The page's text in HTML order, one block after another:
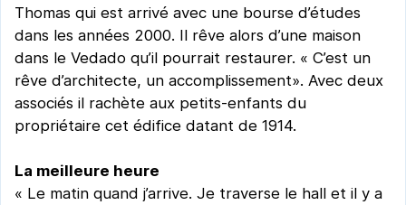
Thomas qui est arrivé avec une bourse d’études
dans les années 2000. Il rêve alors d’une maison
dans le Vedado qu’il pourrait restaurer. « C’est un
rêve d’architecte, un accomplissement». Avec deux
associés il rachète aux petits-enfants du
propriétaire cet édifice datant de 1914.
La meilleure heure
« Le matin quand j’arrive. Je traverse le hall et il y a